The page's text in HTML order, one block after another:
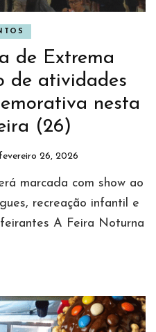
de Extrema
de atividades
nesta
(26)
fevereiro 26, 2026
marcada com show ao
recreação infantil e
A Feira Noturna